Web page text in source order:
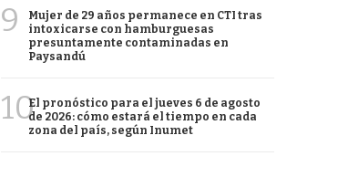
9
Mujer de 29 años permanece en CTI tras
intoxicarse con hamburguesas
presuntamente contaminadas en
Paysandú
10El pronóstico para el jueves 6 de agosto
de 2026: cómo estará el tiempo en cada
zona del país, según Inumet